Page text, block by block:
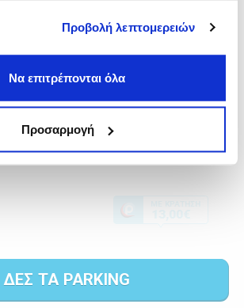
Προβολή λεπτομερειών
Να επιτρέπονται όλα
Προσαρμογή
ΔΕΣ ΤΑ PARKING